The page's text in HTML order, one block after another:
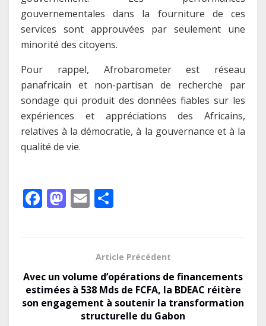
gouvernementales dans la fourniture de ces
services sont approuvées par seulement une
minorité des citoyens.
Pour rappel, Afrobarometer est réseau
panafricain et non-partisan de recherche par
sondage qui produit des données fiables sur les
expériences et appréciations des Africains,
relatives à la démocratie, à la gouvernance et à la
qualité de vie.
F
o
o
k
M
o
n
E
g
er
Article Précédent
Avec un volume d’opérations de financements
estimées à 538 Mds de FCFA, la BDEAC réitère
son engagement à soutenir la transformation
structurelle du Gabon